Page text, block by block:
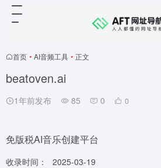
首页 • AI音频工具 • 正文
beatoven.ai
1年前发布 85 0 0
免版税AI音乐创建平台
收录时间：
2025-03-19